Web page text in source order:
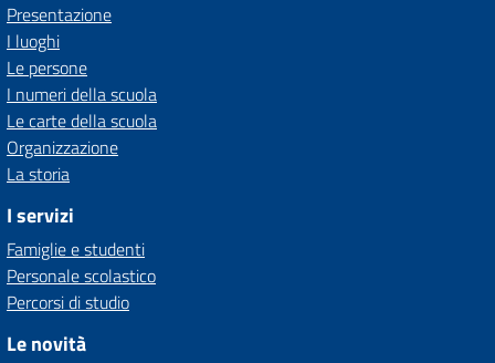
Presentazione
I luoghi
Le persone
I numeri della scuola
Le carte della scuola
Organizzazione
La storia
I servizi
Famiglie e studenti
Personale scolastico
Percorsi di studio
Le novità